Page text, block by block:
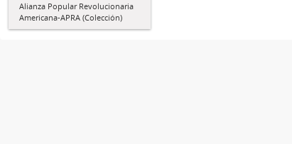
Alianza Popular Revolucionaria
Americana-APRA (Colección)